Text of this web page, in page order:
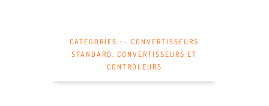
CATÉGORIES :~ CONVERTISSEURS
STANDARD,CONVERTISSEURS ET
CONTRÔLEURS